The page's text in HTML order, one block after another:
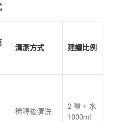
清潔方式 建議比例
稀釋後清洗
2 噴 + 水
1000ml